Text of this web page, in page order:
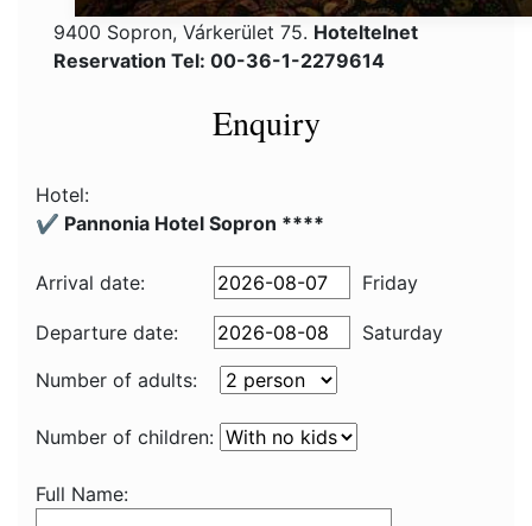
9400 Sopron, Várkerület 75. Hoteltelnet
Reservation Tel: 00-36-1-2279614
Enquiry
Hotel:
✔️ Pannonia Hotel Sopron ****
Arrival date: Friday
Departure date:
Saturday
Number of adults:
Number of children:
Full Name: